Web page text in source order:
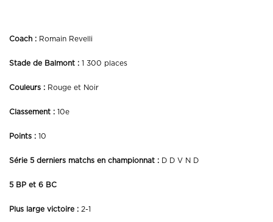
Coach : Romain Revelli
Stade de Balmont : 1 300 places
Couleurs : Rouge et Noir
Classement : 10e
Points : 10
Série 5 derniers matchs en championnat : D D V N D
5 BP et 6 BC
Plus large victoire : 2-1